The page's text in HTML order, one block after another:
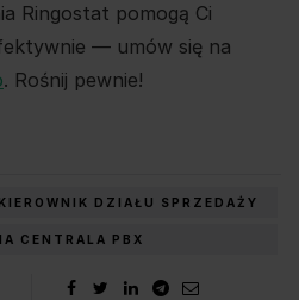
Ringostat pomogą Ci
— umów się na
. Rośnij pewnie!
KIEROWNIK DZIAŁU SPRZEDAŻY
CENTRALA PBX